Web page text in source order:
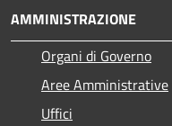
AMMINISTRAZIONE
Organi di Governo
Aree Amministrative
Uffici